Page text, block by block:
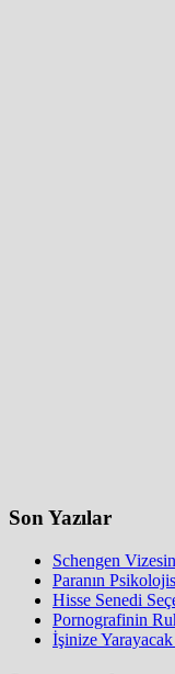
Son Yazılar
Schengen
Paranın
Hisse Senedi
Pornografinin
İşinize